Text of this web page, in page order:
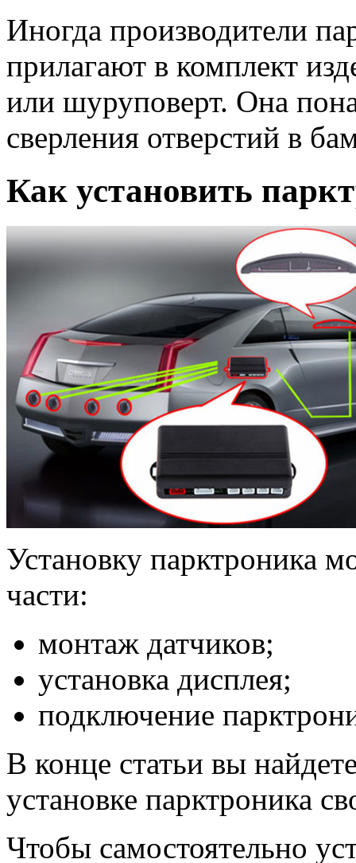
Иногда производители
прилагают в комплект
или шуруповерт. Она
сверления отверстий в
Как установить
Установку парктроника
части:
монтаж датчиков;
установка дисплея;
подключение
В конце статьи вы
установке парктроника
Чтобы самостоятельно